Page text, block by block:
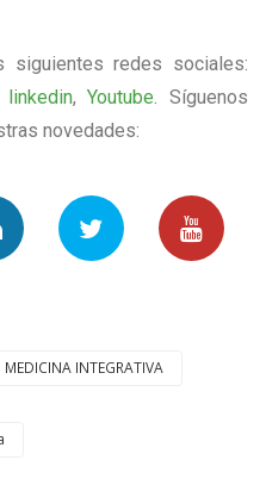
siguientes redes sociales:
linkedin,Youtube. Síguenos
novedades:
MEDICINA INTEGRATIVA